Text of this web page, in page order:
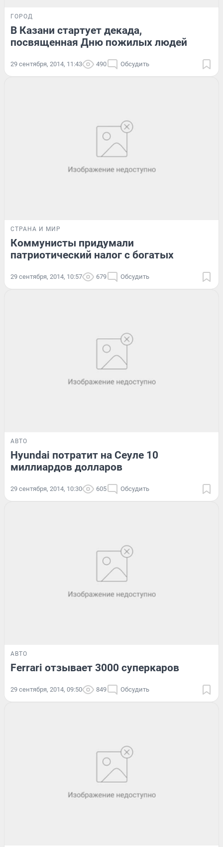
ГОРОД
В Казани стартует декада,
посвященная Дню пожилых людей
29 сентября, 2014, 11:43 490 Обсудить
СТРАНА И МИР
Коммунисты придумали
патриотический налог с богатых
29 сентября, 2014, 10:57 679 Обсудить
АВТО
Hyundai потратит на Сеуле 10
миллиардов долларов
29 сентября, 2014, 10:30 605 Обсудить
АВТО
Ferrari отзывает 3000 суперкаров
29 сентября, 2014, 09:50 849 Обсудить